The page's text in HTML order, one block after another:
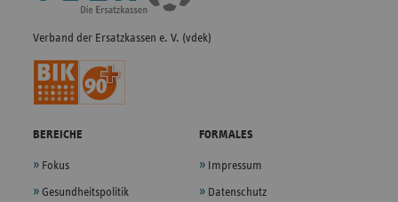
Verband der Ersatzkassen e. V. (vdek)
BEREICHE
Fokus
Gesundheitspolitik
FORMALES
Impressum
Datenschutz